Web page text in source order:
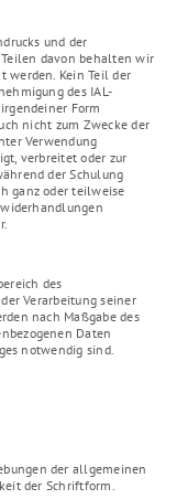
und der
davon behalten wir
werden. Kein Teil der
des IAL-
Form
nicht zum Zwecke der
Verwendung
verbreitet oder zur
der Schulung
ganz oder teilweise
des
Verarbeitung seiner
nach Maßgabe des
Daten
notwendig sind.
der allgemeinen
der Schriftform.